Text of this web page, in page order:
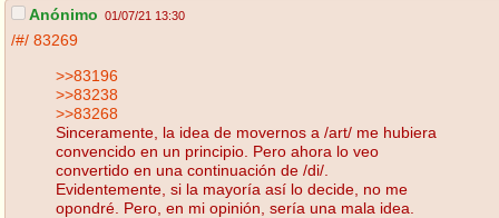
Anónimo 01/07/21 13:30
/#/ 83269
>>83196
>>83238
>>83268
Sinceramente, la idea de movernos a /art/ me hubiera
convencido en un principio. Pero ahora lo veo
convertido en una continuación de /di/.
Evidentemente, si la mayoría así lo decide, no me
opondré. Pero, en mi opinión, sería una mala idea.